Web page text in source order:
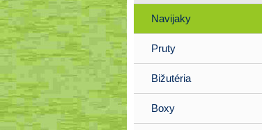
Navijaky
Pruty
Bižutéria
Boxy